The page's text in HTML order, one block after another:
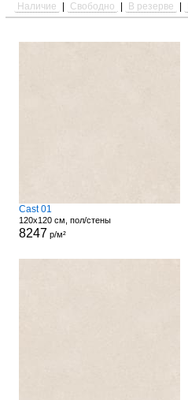
Наличие Свободно В резерве
Cast 01
120x120 см, пол/стены
8247 р/м²